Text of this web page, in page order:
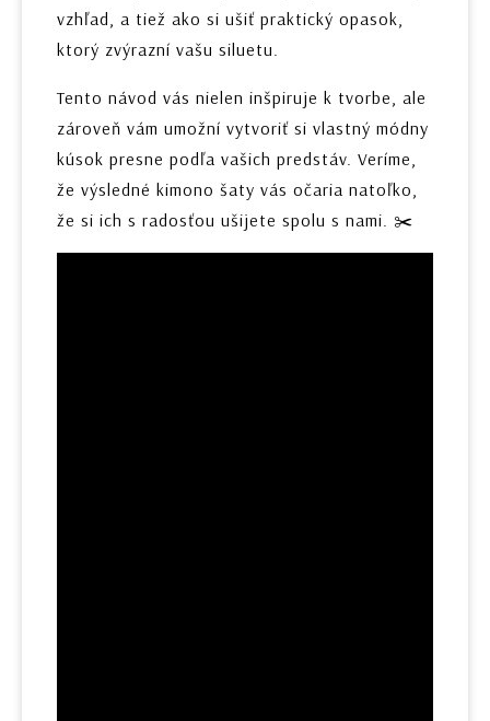
vzhľad, a tiež ako si ušiť praktický opasok,
ktorý zvýrazní vašu siluetu.
Tento návod vás nielen inšpiruje k tvorbe, ale
zároveň vám umožní vytvoriť si vlastný módny
kúsok presne podľa vašich predstáv. Veríme,
že výsledné kimono šaty vás očaria natoľko,
že si ich s radosťou ušijete spolu s nami. ✂️